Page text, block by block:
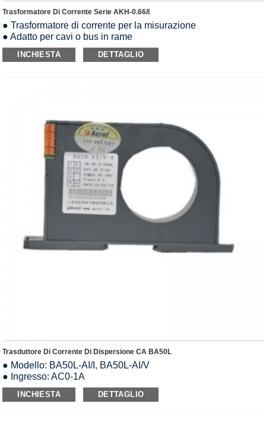
Trasformatore Di Corrente Serie AKH-0.66/I
● Trasformatore di corrente per la misurazione
● Adatto per cavi o bus in rame
● Utilizzato con contatori di energia o relè
Standard
INCHIESTA DETTAGLIO
Trasduttore Di Corrente Di Dispersione CA BA50L
● Modello: BA50L-AI/I, BA50L-AI/V
● Ingresso: AC0-1A
● Uscita analogica: CC 0-5 V/1-5 V/0-20 mA/4-20 mA
● Sovraccarico: 1,2 volte il valore nominale
INCHIESTA DETTAGLIO